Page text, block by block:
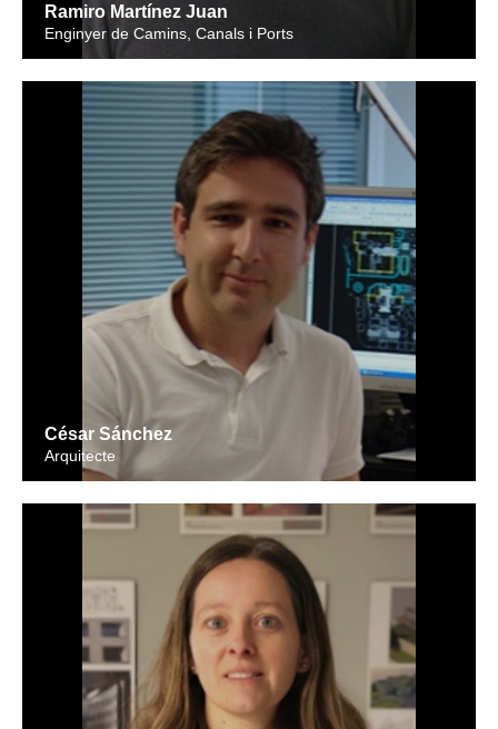
Ramiro Martínez Juan
Enginyer de Camins, Canals i Ports
César Sánchez
Arquitecte